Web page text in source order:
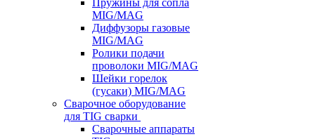
Пружины для сопла
MIG/MAG
Диффузоры газовые
MIG/MAG
Ролики подачи
проволоки MIG/MAG
Шейки горелок
(гусаки) MIG/MAG
Сварочное оборудование
для TIG сварки
Сварочные аппараты